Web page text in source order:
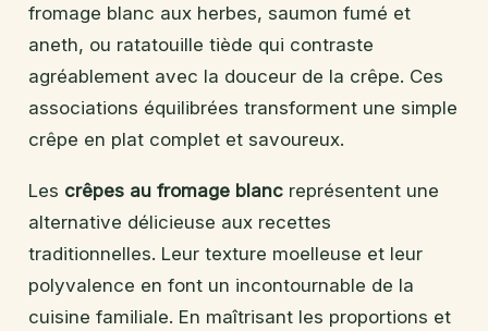
fromage blanc aux herbes, saumon fumé et
aneth, ou ratatouille tiède qui contraste
agréablement avec la douceur de la crêpe. Ces
associations équilibrées transforment une simple
crêpe en plat complet et savoureux.
Les crêpes au fromage blanc représentent une
alternative délicieuse aux recettes
traditionnelles. Leur texture moelleuse et leur
polyvalence en font un incontournable de la
cuisine familiale. En maîtrisant les proportions et